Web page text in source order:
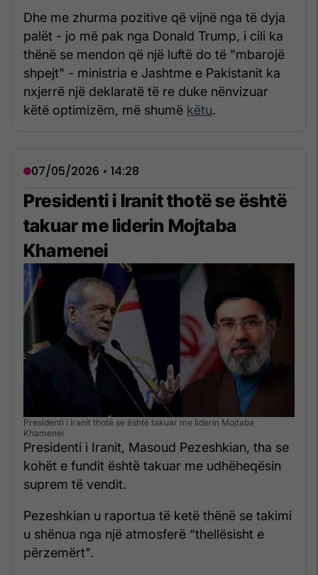
Dhe me zhurma pozitive që vijnë nga të dyja
palët - jo më pak nga Donald Trump, i cili ka
thënë se mendon që një luftë do të "mbarojë
shpejt" - ministria e Jashtme e Pakistanit ka
nxjerrë një deklaratë të re duke nënvizuar
këtë optimizëm, më shumë këtu.
07/05/2026 • 14:28
Presidenti i Iranit thotë se është
takuar me liderin Mojtaba
Khamenei
Presidenti i Iranit thotë se është takuar me liderin Mojtaba
Khamenei
Presidenti i Iranit, Masoud Pezeshkian, tha se
kohët e fundit është takuar me udhëheqësin
suprem të vendit.
Pezeshkian u raportua të ketë thënë se takimi
u shënua nga një atmosferë “thellësisht e
përzemërt".